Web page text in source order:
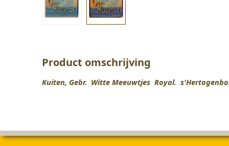
Product omschrijving
Kuiten, Gebr. Witte Meeuwtjes Royal.